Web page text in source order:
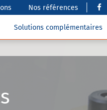
Nos références
Solutions complémentaires